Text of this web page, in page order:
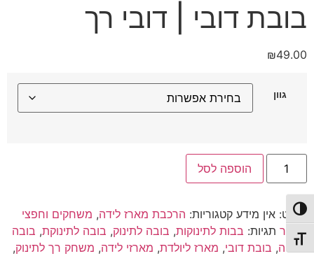
הפעל/כבה ניגודיות גבוהה
מתג גודל גופן
בובת דובי | דובי רך
₪49.00
גוון
כמות
בובת
דובי
|
דובי
רך
הוספה לסל
מק"ט: אין מידע קטגוריות: הרכבת מארז לידה, משחקים וחפצי
מעבר תגיות: בבות לתינוקות, בובה לתינוק, בובה לתינוקת, בובה
לתליה, בובת דובי, מארז ליולדת, מארזי לידה, משחק רך לתינוק,